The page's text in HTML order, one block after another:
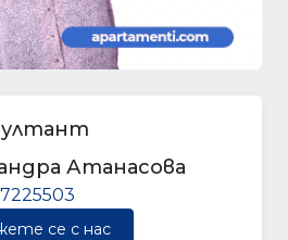
Атанасова
се с нас